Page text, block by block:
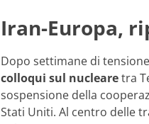
Iran-Europa,
Dopo settimane di
colloqui sul nuclearetra
sospensione della
Stati Uniti. Al centro delle